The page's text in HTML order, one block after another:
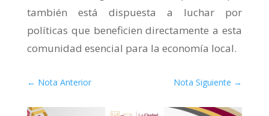
también está dispuesta a luchar por
políticas que beneficien directamente a esta
comunidad esencial para la economía local.
← Nota Anterior Nota Siguiente →